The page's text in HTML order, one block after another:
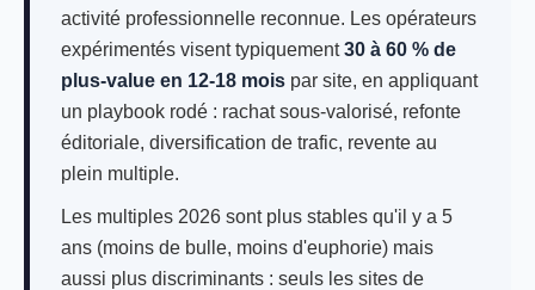
activité professionnelle reconnue. Les opérateurs
expérimentés visent typiquement30 à 60 % de
plus-value en 12-18 mois par site, en appliquant
un playbook rodé : rachat sous-valorisé, refonte
éditoriale, diversification de trafic, revente au
plein multiple.
Les multiples 2026 sont plus stables qu'il y a 5
ans (moins de bulle, moins d'euphorie) mais
aussi plus discriminants : seuls les sites de